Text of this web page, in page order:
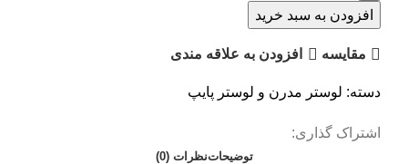
افزودن به سبد خرید
مقايسه افزودن به علاقه مندی
دسته: لوستر مدرن و لوستر پایپ
اشتراک گذاری:
توضیحاتنظرات (0)